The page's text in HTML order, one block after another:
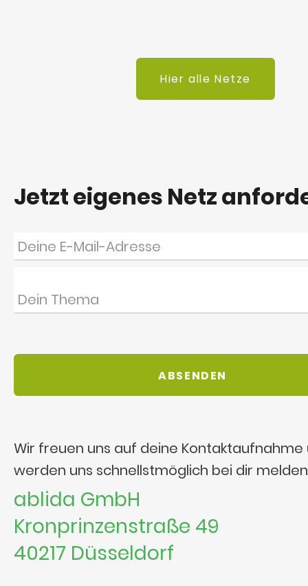
Hier alle Netze
Jetzt eigenes Netz
Wir freuen uns auf deine Kontaktaufnahme
werden uns schnellstmöglich bei dir
ablida GmbH
Kronprinzenstraße 49
40217 Düsseldorf